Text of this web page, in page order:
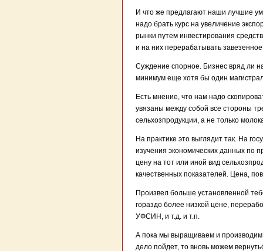
И что же предлагают наши лучшие
надо брать курс на увеличение
рынки путем инвестирования
и на них перерабатывать
Суждение спорное. Бизнес вряд ли
минимум еще хотя бы один
Есть мнение, что нам надо
увязаны между собой все стороны
сельхозпродукции, а не только
На практике это выглядит так. На
изучения экономических данных по
цену на тот или иной вид
качественных показателей. Цена,
Произвел больше установленной
гораздо более низкой цене,
УФСИН, и т.д. и т.п.
А пока мы выращиваем и
дело пойдет, то вновь можем